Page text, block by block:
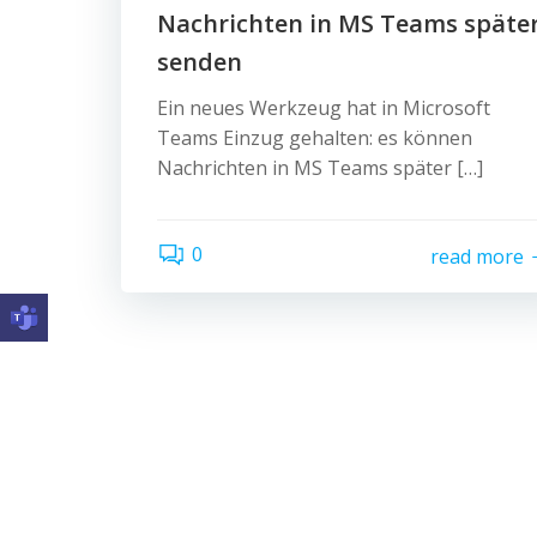
Nachrichten in MS Teams
senden
Ein neues Werkzeug hat in Microsoft
Teams Einzug gehalten: es können
Nachrichten in MS Teams später […]
0 read more